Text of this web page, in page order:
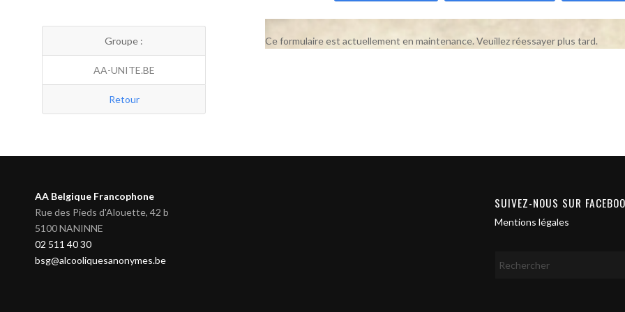
Groupe :
AA-UNITE.BE
Retour
Ce formulaire est actuellement en maintenance. Veuillez réessayer plus tard.
AA Belgique Francophone
Rue des Pieds d'Alouette, 42 b
5100 NANINNE
02 511 40 30
bsg@alcooliquesanonymes.be
SUIVEZ-NOUS SUR
Mentions légales